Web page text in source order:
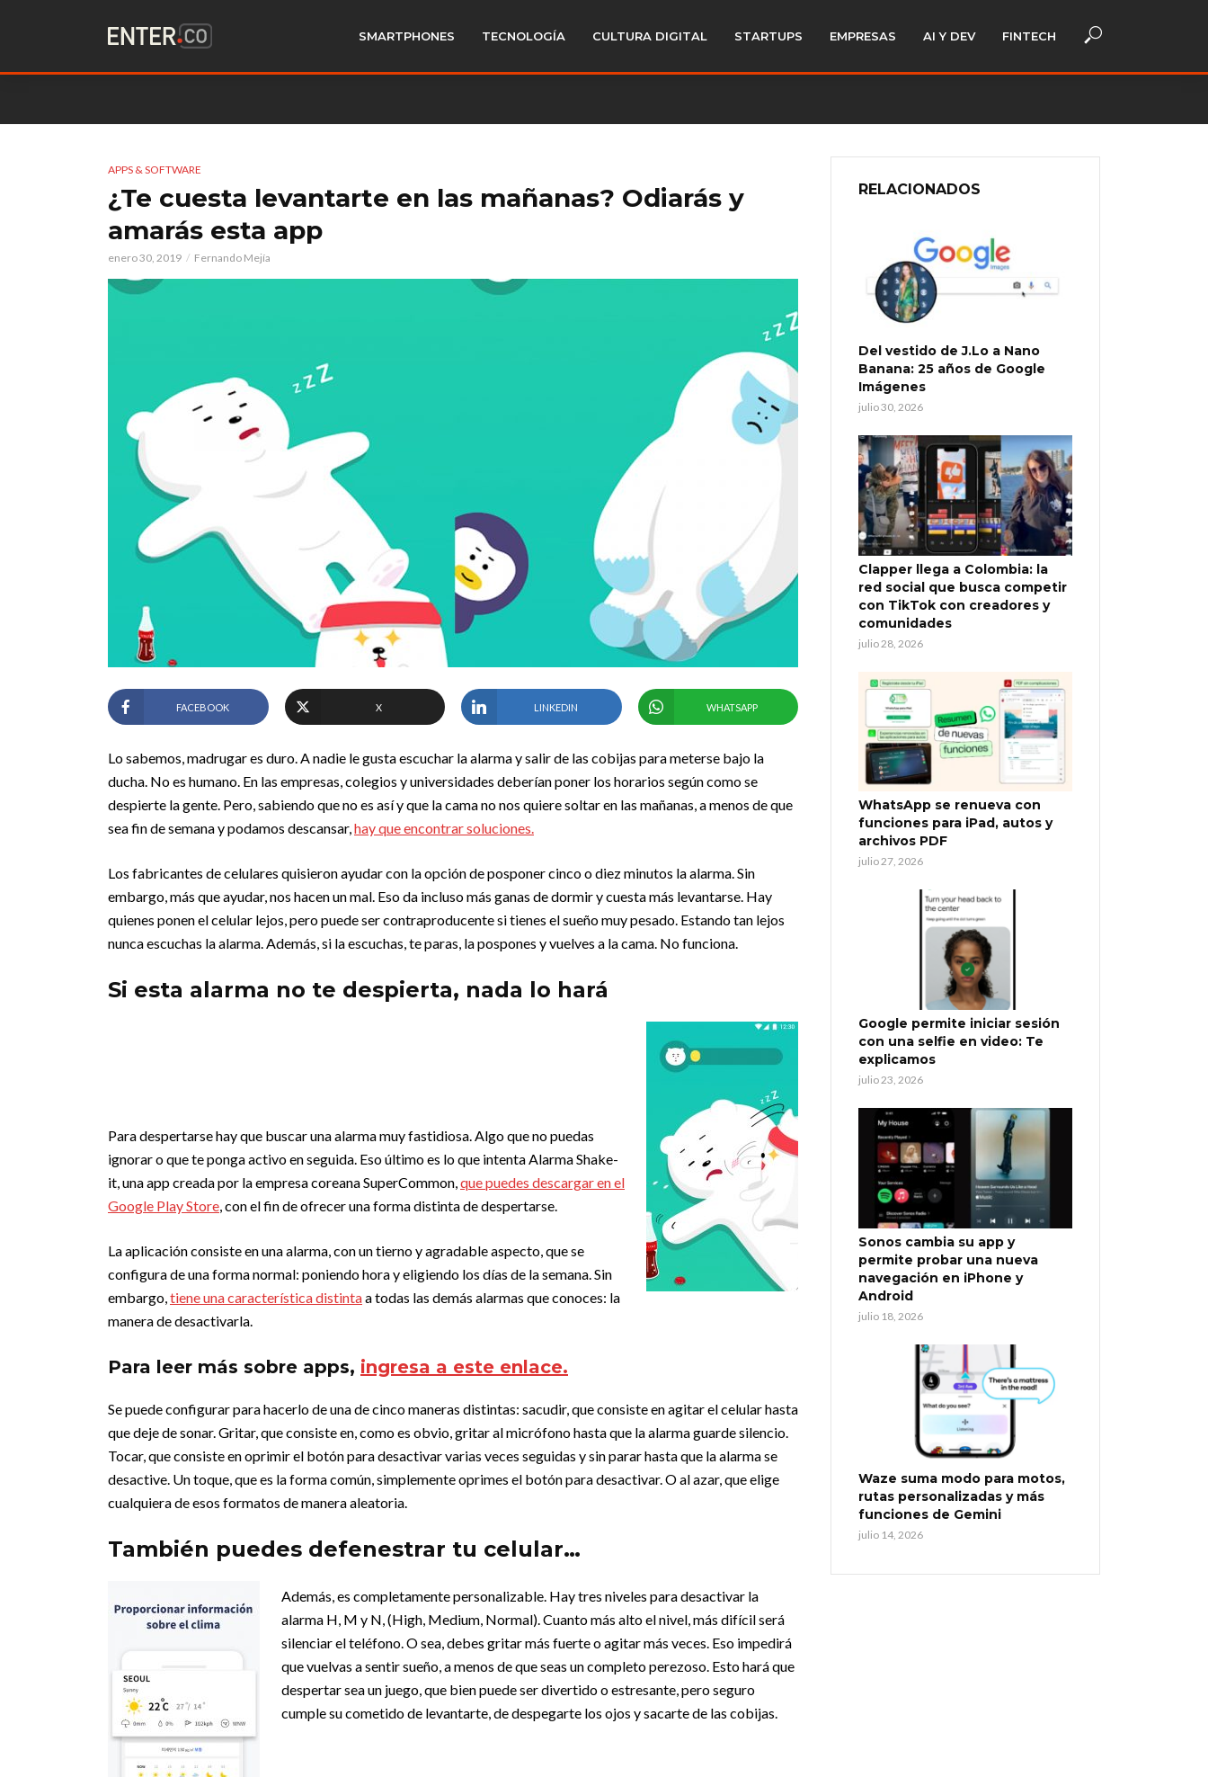
SMARTPHONES TECNOLOGÍA CULTURA DIGITAL STARTUPS EMPRESAS AI Y DEV FINTECH
APPS & SOFTWARE
¿Te cuesta levantarte en las mañanas? Odiarás y
amarás esta app
enero 30, 2019 Fernando Mejía
FACEBOOK X LINKEDIN WHATSAPP
Lo sabemos, madrugar es duro. A nadie le gusta escuchar la alarma y salir de las cobijas para meterse bajo la
ducha. No es humano. En las empresas, colegios y universidades deberían poner los horarios según como se
despierte la gente. Pero, sabiendo que no es así y que la cama no nos quiere soltar en las mañanas, a menos de que
sea fin de semana y podamos descansar,hay que encontrar soluciones.
Los fabricantes de celulares quisieron ayudar con la opción de posponer cinco o diez minutos la alarma. Sin
embargo, más que ayudar, nos hacen un mal. Eso da incluso más ganas de dormir y cuesta más levantarse. Hay
quienes ponen el celular lejos, pero puede ser contraproducente si tienes el sueño muy pesado. Estando tan lejos
nunca escuchas la alarma. Además, si la escuchas, te paras, la pospones y vuelves a la cama. No funciona.
Si esta alarma no te despierta, nada lo hará
Para despertarse hay que buscar una alarma muy fastidiosa. Algo que no puedas
ignorar o que te ponga activo en seguida. Eso último es lo que intenta Alarma Shake-
it, una app creada por la empresa coreana SuperCommon,que puedes descargar en el
Google Play Store, con el fin de ofrecer una forma distinta de despertarse.
La aplicación consiste en una alarma, con un tierno y agradable aspecto, que se
configura de una forma normal: poniendo hora y eligiendo los días de la semana. Sin
embargo,tiene una característica distintaa todas las demás alarmas que conoces: la
manera de desactivarla.
Para leer más sobre apps, ingresa a este enlace.
Se puede configurar para hacerlo de una de cinco maneras distintas: sacudir, que consiste en agitar el celular hasta
que deje de sonar. Gritar, que consiste en, como es obvio, gritar al micrófono hasta que la alarma guarde silencio.
Tocar, que consiste en oprimir el botón para desactivar varias veces seguidas y sin parar hasta que la alarma se
desactive. Un toque, que es la forma común, simplemente oprimes el botón para desactivar. O al azar, que elige
cualquiera de esos formatos de manera aleatoria.
También puedes defenestrar tu celular…
Además, es completamente personalizable. Hay tres niveles para desactivar la
alarma H, M y N, (High, Medium, Normal). Cuanto más alto el nivel, más difícil será
silenciar el teléfono. O sea, debes gritar más fuerte o agitar más veces. Eso impedirá
que vuelvas a sentir sueño, a menos de que seas un completo perezoso. Esto hará que
despertar sea un juego, que bien puede ser divertido o estresante, pero seguro
cumple su cometido de levantarte, de despegarte los ojos y sacarte de las cobijas.
RELACIONADOS
Del vestido de J.Lo a Nano
Banana: 25 años de Google
Imágenes
julio 30, 2026
Clapper llega a Colombia: la
red social que busca competir
con TikTok con creadores y
comunidades
julio 28, 2026
WhatsApp se renueva con
funciones para iPad, autos y
archivos PDF
julio 27, 2026
Google permite iniciar sesión
con una selfie en video: Te
explicamos
julio 23, 2026
Sonos cambia su app y
permite probar una nueva
navegación en iPhone y
Android
julio 18, 2026
Waze suma modo para motos,
rutas personalizadas y más
funciones de Gemini
julio 14, 2026